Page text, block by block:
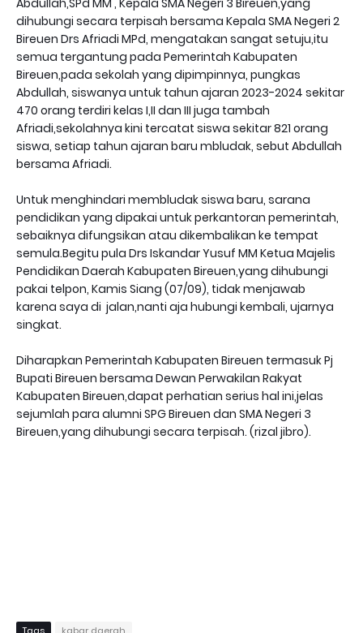
dihubungi secara terpisah bersama Kepala SMA Negeri 2
Bireuen Drs Afriadi MPd, mengatakan sangat setuju,itu
semua tergantung pada Pemerintah Kabupaten
Bireuen,pada sekolah yang dipimpinnya, pungkas
Abdullah, siswanya untuk tahun ajaran 2023-2024 sekitar
470 orang terdiri kelas I,II dan III juga tambah
Afriadi,sekolahnya kini tercatat siswa sekitar 821 orang
siswa, setiap tahun ajaran baru mbludak, sebut Abdullah
bersama Afriadi.
Untuk menghindari membludak siswa baru, sarana
pendidikan yang dipakai untuk perkantoran pemerintah,
sebaiknya difungsikan atau dikembalikan ke tempat
semula.Begitu pula Drs Iskandar Yusuf MM Ketua Majelis
Pendidikan Daerah Kabupaten Bireuen,yang dihubungi
pakai telpon, Kamis Siang (07/09), tidak menjawab
karena saya di jalan,nanti aja hubungi kembali, ujarnya
singkat.
Diharapkan Pemerintah Kabupaten Bireuen termasuk Pj
Bupati Bireuen bersama Dewan Perwakilan Rakyat
Kabupaten Bireuen,dapat perhatian serius hal ini,jelas
sejumlah para alumni SPG Bireuen dan SMA Negeri 3
Bireuen,yang dihubungi secara terpisah. (rizal jibro).
Tags kabar daerah